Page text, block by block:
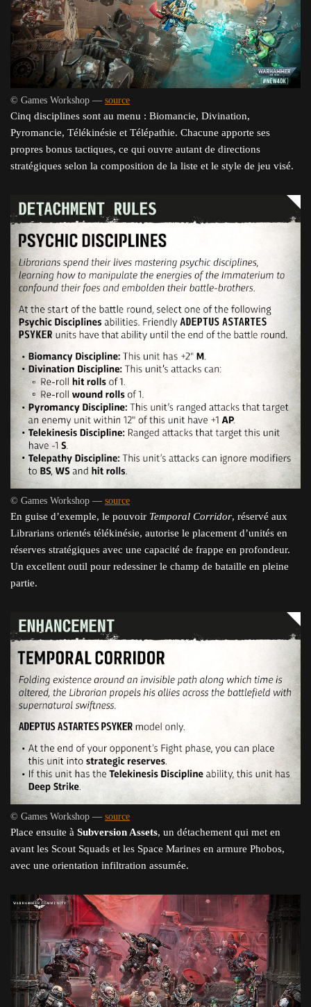
© Games Workshop — source
Cinq disciplines sont au menu : Biomancie, Divination,
Pyromancie, Télékinésie et Télépathie. Chacune apporte ses
propres bonus tactiques, ce qui ouvre autant de directions
stratégiques selon la composition de la liste et le style de jeu visé.
© Games Workshop — source
En guise d’exemple, le pouvoir Temporal Corridor, réservé aux
Librarians orientés télékinésie, autorise le placement d’unités en
réserves stratégiques avec une capacité de frappe en profondeur.
Un excellent outil pour redessiner le champ de bataille en pleine
partie.
© Games Workshop — source
Place ensuite à Subversion Assets, un détachement qui met en
avant les Scout Squads et les Space Marines en armure Phobos,
avec une orientation infiltration assumée.